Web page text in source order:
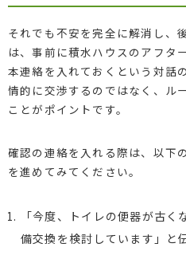
それでも不安を完全に解消し、
は、事前に積水ハウスのアフタ
本連絡を入れておくという対話
情的に交渉するのではなく、ル
ことがポイントです。
確認の連絡を入れる際は、以下
を進めてみてください。
「今度、トイレの便器が古
備交換を検討しています」と